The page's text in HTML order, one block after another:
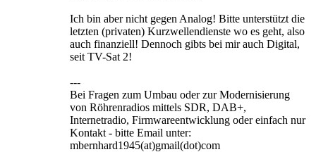
Ich bin aber nicht gegen Analog! Bitte unterstützt die
letzten (privaten) Kurzwellendienste wo es geht, also
auch finanziell! Dennoch gibts bei mir auch Digital,
seit TV-Sat 2!
---
Bei Fragen zum Umbau oder zur Modernisierung
von Röhrenradios mittels SDR, DAB+,
Internetradio, Firmwareentwicklung oder einfach nur
Kontakt - bitte Email unter:
mbernhard1945(at)gmail(dot)com